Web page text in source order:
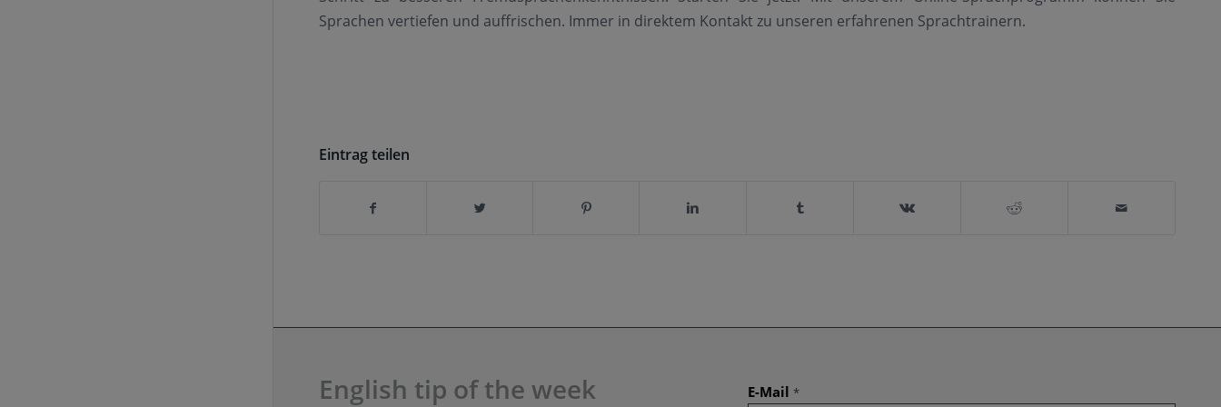
Sprachen vertiefen und auffrischen. Immer in direktem Kontakt zu unseren erfahrenen Sprachtrainern.
Eintrag teilen
English tip of the week E-Mail *